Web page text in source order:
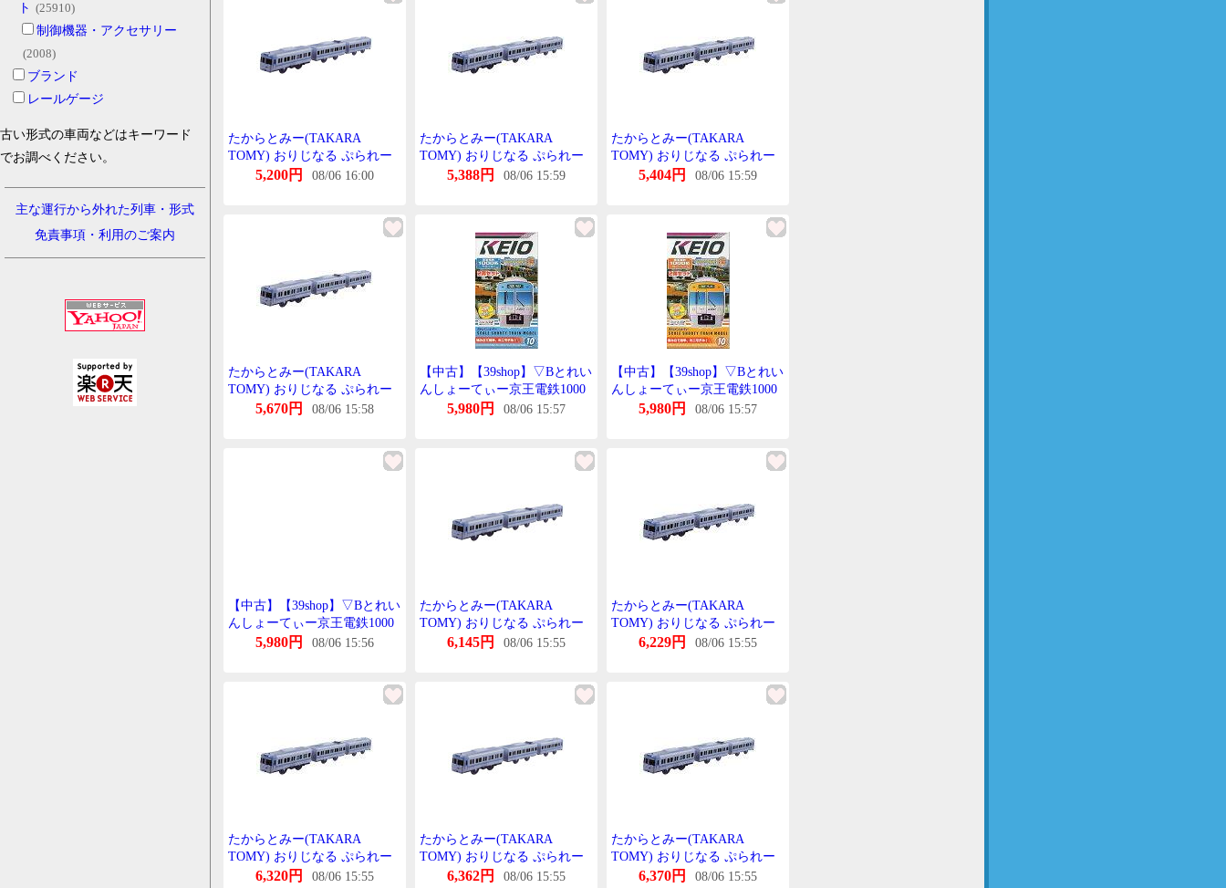
ト (25910)
制御機器・アクセサリー
(2008)
ブランド
レールゲージ
古い形式の車両などはキーワード
でお調べください。
主な運行から外れた列車・形式
免責事項・利用のご案内
たからとみー(TAKARA
TOMY) おりじなる ぷられー
る 京王 1000系 らいとぶるー
5,200円 08/06 16:00
たからとみー(TAKARA
TOMY) おりじなる ぷられー
る 京王 1000系 らいとぶるー
5,388円 08/06 15:59
たからとみー(TAKARA
TOMY) おりじなる ぷられー
る 京王 1000系 らいとぶるー
5,404円 08/06 15:59
たからとみー(TAKARA
TOMY) おりじなる ぷられー
る 京王 1000系 らいとぶるー
5,670円 08/06 15:58
【中古】【39shop】▽Bとれい
んしょーてぃー京王電鉄1000
系°らいとぶるー2両せっと10
5,980円 08/06 15:57
【中古】【39shop】▽Bとれい
んしょーてぃー京王電鉄1000
系°おれんじべーじゅ2両せっ
5,980円 08/06 15:57
【中古】【39shop】▽Bとれい
んしょーてぃー京王電鉄1000
系°おれんじべーじゅ2両せっ
5,980円 08/06 15:56
たからとみー(TAKARA
TOMY) おりじなる ぷられー
る 京王 1000系 らいとぶるー
6,145円 08/06 15:55
たからとみー(TAKARA
TOMY) おりじなる ぷられー
る 京王 1000系 らいとぶるー
6,229円 08/06 15:55
たからとみー(TAKARA
TOMY) おりじなる ぷられー
る 京王 1000系 らいとぶるー
6,320円 08/06 15:55
たからとみー(TAKARA
TOMY) おりじなる ぷられー
る 京王 1000系 らいとぶるー
6,362円 08/06 15:55
たからとみー(TAKARA
TOMY) おりじなる ぷられー
る 京王 1000系 らいとぶるー
6,370円 08/06 15:55